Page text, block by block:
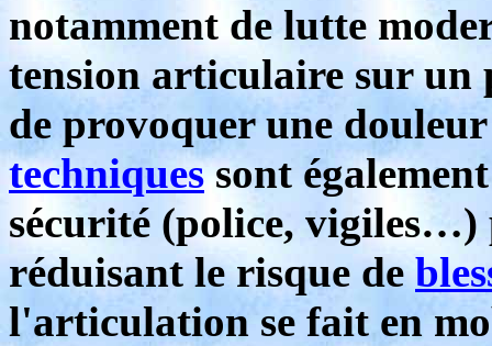
notamment de lutte
tension articulaire sur un
de provoquer une
techniquessont
sécurité (police, vigiles…)
réduisant le risque de
l'articulation se fait en